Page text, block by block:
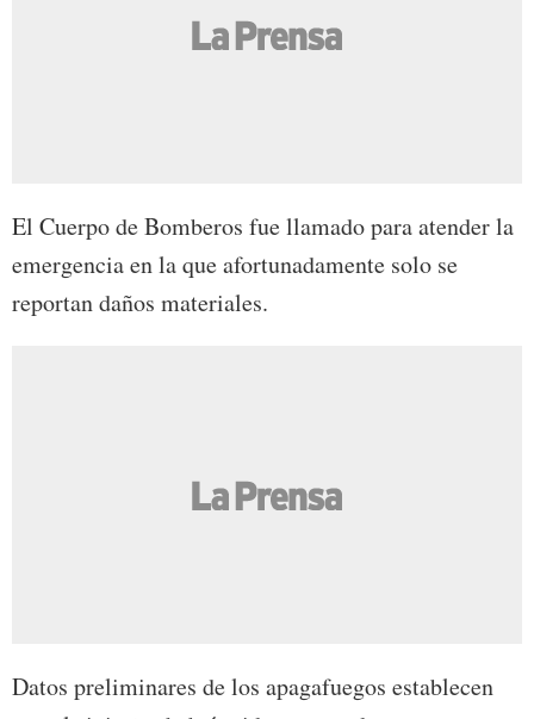
El Cuerpo de Bomberos fue llamado para atender la
emergencia en la que afortunadamente solo se
reportan daños materiales.
Datos preliminares de los apagafuegos establecen